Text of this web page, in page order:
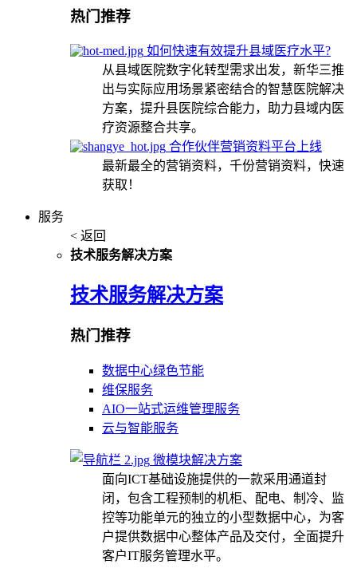
热门推荐
如何快速有效提升县域医疗水平?
从县域医院数字化转型需求出发，新华三推
出与实际应用场景紧密结合的智慧医院解决
方案，提升县医院综合能力，助力县域内医
疗资源整合共享。
合作伙伴营销资料平台上线
最新最全的营销资料，千份营销资料，快速
获取！
服务
< 返回
技术服务解决方案
技术服务解决方案
热门推荐
数据中心绿色节能
维保服务
AIO一站式运维管理服务
云与智能服务
微模块解决方案
面向ICT基础设施提供的一款采用通道封
闭，包含工程预制的机柜、配电、制冷、监
控等功能单元的独立的小型数据中心，为客
户提供数据中心整体产品及交付，全面提升
客户IT服务管理水平。